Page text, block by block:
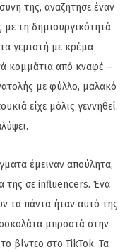
της, αναζήτησε έναν
με τη δημιουργικότητά
γεμιστή με κρέμα
κομμάτια από κναφέ –
με φύλλο, μαλακό
είχε μόλις γεννηθεί.
έμειναν απούλητα,
της σε influencers. Ένα
τα πάντα ήταν αυτό της
μπροστά στην
βίντεο στο TikTok. Τα